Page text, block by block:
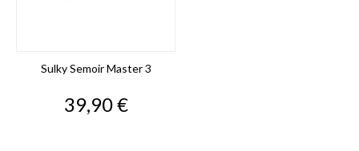
Sulky Semoir Master 3
Prix
39,90 €